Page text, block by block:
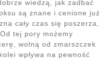
wiedzą, jak zadbać
są znane i cenione już
cały czas się poszerza,
tej pory możemy
wolną od zmarszczek
wpływa na pewność